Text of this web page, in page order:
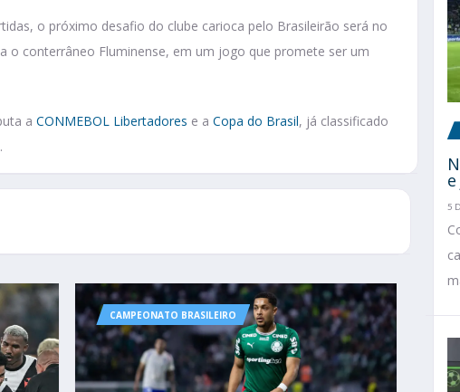
o próximo desafio do clube carioca pelo Brasileirão será no
o conterrâneo Fluminense, em um jogo que promete ser um
a CONMEBOL Libertadores e a Copa do Brasil, já classificado
CAMPEONATO BRASILEIRO
5